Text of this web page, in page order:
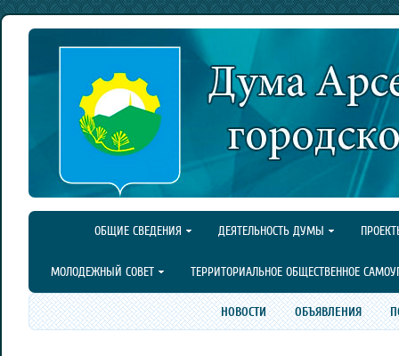
ОБЩИЕ СВЕДЕНИЯ ДЕЯТЕЛЬНОСТЬ ДУМЫ
МОЛОДЕЖНЫЙ СОВЕТ ТЕРРИТОРИАЛЬНОЕ ОБЩЕСТВЕННОЕ
НОВОСТИ ОБЪЯВЛЕНИЯ